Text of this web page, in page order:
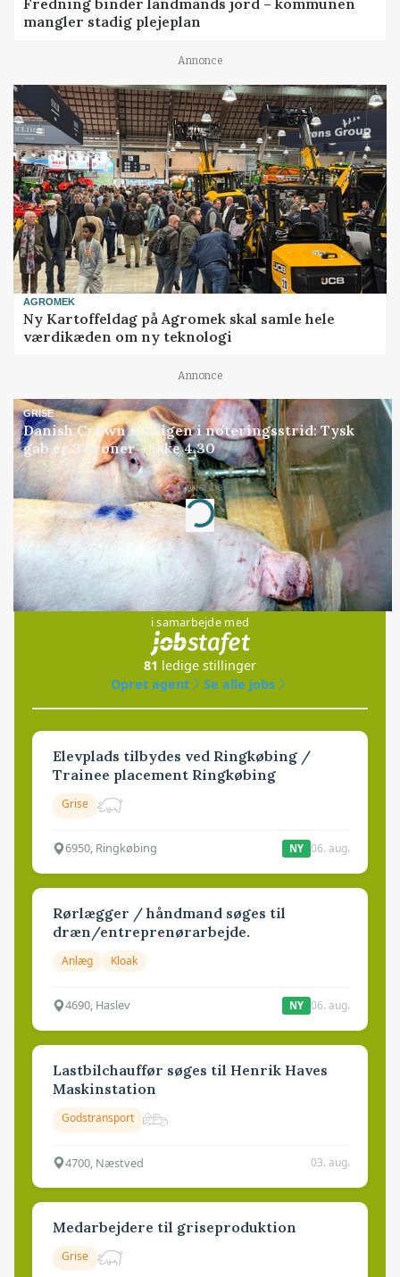
Fredning binder landmands jord – kommunen
mangler stadig plejeplan
Annonce
AGROMEK
Ny Kartoffeldag på Agromek skal samle hele
værdikæden om ny teknologi
Annonce
GRISE
Danish Crown slår igen i noteringsstrid: Tysk
gab er 3 kroner – ikke 4,30
Annonce
Loading...
Jobs
i samarbejde med
81 ledige stillinger
Opret agent
Se alle jobs
Elevplads tilbydes ved Ringkøbing /
Trainee placement Ringkøbing
Grise
6950, Ringkøbing NY 06. aug.
Rørlægger / håndmand søges til
dræn/entreprenørarbejde.
Anlæg Kloak
4690, Haslev NY 06. aug.
Lastbilchauffør søges til Henrik Haves
Maskinstation
Godstransport
4700, Næstved 03. aug.
Medarbejdere til griseproduktion
Grise